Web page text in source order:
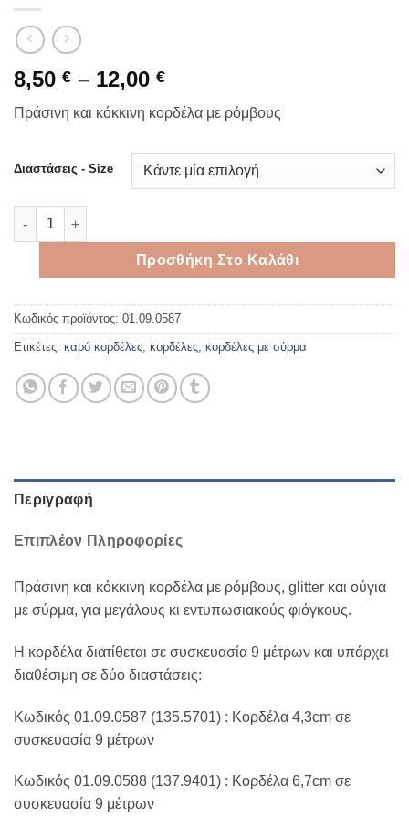
8,50 € – 12,00 €Price
range:
8,50 €
12,00 €
Πράσινη και κόκκινη κορδέλα με ρόμβους
Διαστάσεις - Size
Πράσινη και κόκκινη κορδέλα με ρόμβους ποσότητα
Προσθήκη Στο Καλάθι
Κωδικός προϊόντος: 01.09.0587
Ετικέτες: καρό κορδέλες, κορδέλες, κορδέλες με σύρμα
Περιγραφή
Επιπλέον Πληροφορίες
Πράσινη και κόκκινη κορδέλα με ρόμβους, glitter και ούγια
με σύρμα, για μεγάλους κι εντυπωσιακούς φιόγκους.
Η κορδέλα διατίθεται σε συσκευασία 9 μέτρων και υπάρχει
διαθέσιμη σε δύο διαστάσεις:
Κωδικός 01.09.0587 (135.5701) : Κορδέλα 4,3cm σε
συσκευασία 9 μέτρων
Κωδικός 01.09.0588 (137.9401) : Κορδέλα 6,7cm σε
συσκευασία 9 μέτρων